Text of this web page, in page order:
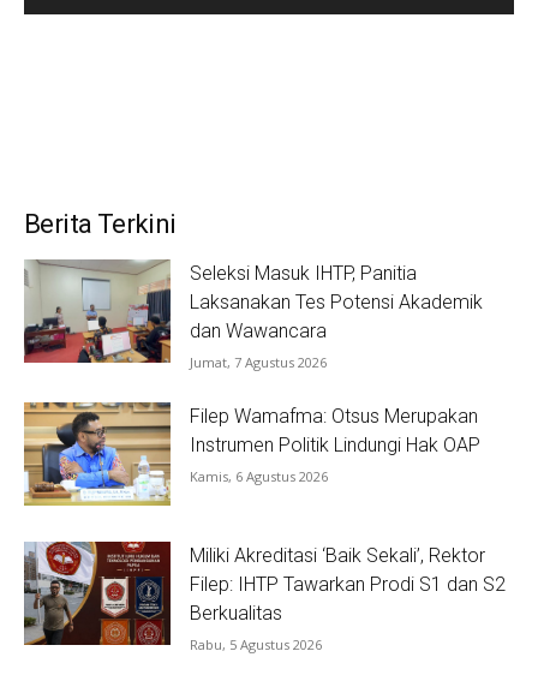
Berita Terkini
Seleksi Masuk IHTP, Panitia
Laksanakan Tes Potensi Akademik
dan Wawancara
Jumat, 7 Agustus 2026
Filep Wamafma: Otsus Merupakan
Instrumen Politik Lindungi Hak OAP
Kamis, 6 Agustus 2026
Miliki Akreditasi ‘Baik Sekali’, Rektor
Filep: IHTP Tawarkan Prodi S1 dan S2
Berkualitas
Rabu, 5 Agustus 2026